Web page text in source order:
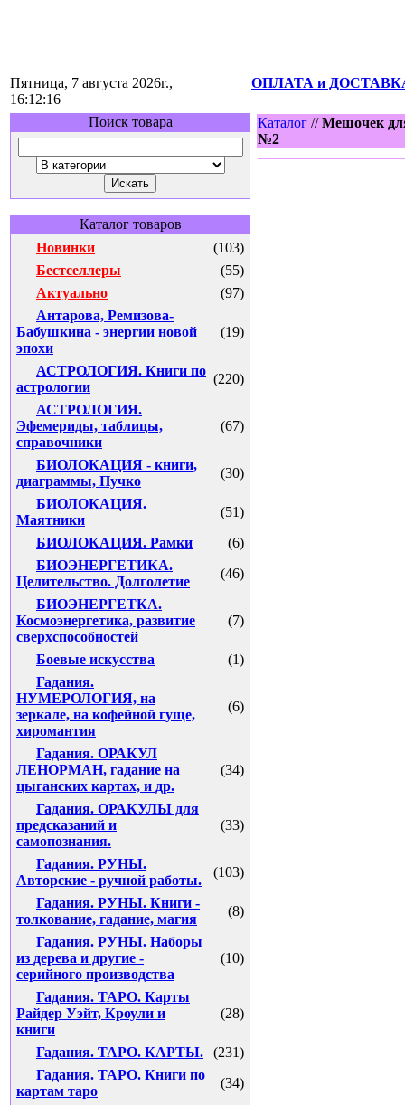
Пятница, 7 августа 2026г.,
16:12:16
ОПЛАТА и
Поиск товара
Каталог товаров
Новинки
(103)
Бестселлеры
(55)
Актуально
(97)
Антарова, Ремизова-
Бабушкина - энергии новой
эпохи
(19)
АСТРОЛОГИЯ. Книги по
астрологии
(220)
АСТРОЛОГИЯ.
Эфемериды, таблицы,
справочники
(67)
БИОЛОКАЦИЯ - книги,
диаграммы, Пучко
(30)
БИОЛОКАЦИЯ.
Маятники
(51)
БИОЛОКАЦИЯ. Рамки
(6)
БИОЭНЕРГЕТИКА.
Целительство. Долголетие
(46)
БИОЭНЕРГЕТКА.
Космоэнергетика, развитие
сверхспособностей
(7)
Боевые искусства
(1)
Гадания.
НУМЕРОЛОГИЯ, на
зеркале, на кофейной гуще,
хиромантия
(6)
Гадания. ОРАКУЛ
ЛЕНОРМАН, гадание на
цыганских картах, и др.
(34)
Гадания. ОРАКУЛЫ для
предсказаний и
самопознания.
(33)
Гадания. РУНЫ.
Авторские - ручной работы.
(103)
Гадания. РУНЫ. Книги -
толкование, гадание, магия
(8)
Гадания. РУНЫ. Наборы
из дерева и другие -
серийного производства
(10)
Гадания. ТАРО. Карты
Райдер Уэйт, Кроули и
книги
(28)
Гадания. ТАРО. КАРТЫ.
(231)
Гадания. ТАРО. Книги по
картам таро
(34)
Каталог //Мешочек
№2